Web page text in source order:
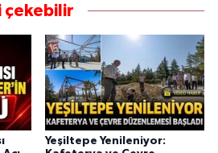
çekebilir
Yeşiltepe Yenileniyor: